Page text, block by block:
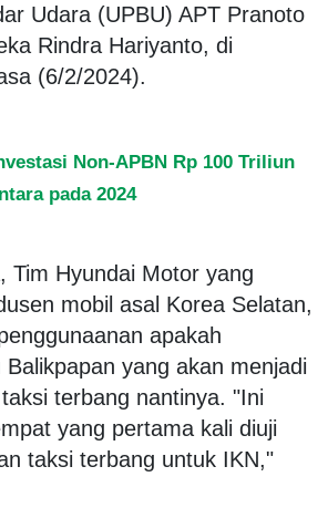
Udara (UPBU) APT Pranoto
Rindra Hariyanto, di
(6/2/2024).
Non-APBN Rp 100 Triliun
pada 2024
Tim Hyundai Motor yang
mobil asal Korea Selatan,
apakah
yang akan menjadi
terbang nantinya. "Ini
yang pertama kali diuji
taksi terbang untuk IKN,"